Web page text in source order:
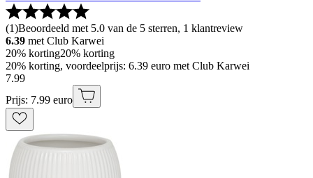
(1)Beoordeeld met 5.0 van de 5 sterren, 1 klantreview
6.39 met Club Karwei
20% korting20% korting
20% korting, voordeelprijs: 6.39 euro met Club Karwei
7.99
Prijs: 7.99 euro